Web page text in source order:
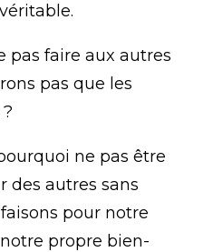
pas faire aux autres
pas que les
ne pas être
des autres sans
pour notre
propre bien-